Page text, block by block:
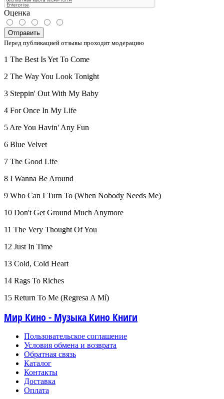
Оценка
Отправить
Перед публикацией отзывы проходят модерацию
1 The Best Is Yet To Come
2 The Way You Look Tonight
3 Steppin' Out With My Baby
4 For Once In My Life
5 Are You Havin' Any Fun
6 Blue Velvet
7 The Good Life
8 I Wanna Be Around
9 Who Can I Turn To (When Nobody Needs Me)
10 Don't Get Ground Much Anymore
11 The Very Thought Of You
12 Just In Time
13 Cold, Cold Heart
14 Rags To Riches
15 Return To Me (Regresa A Mí)
Мир Кино - Музыка Кино Книги
Пользовательское соглашение
Условия обмена и возврата
Обратная связь
Каталог
Контакты
Доставка
Оплата